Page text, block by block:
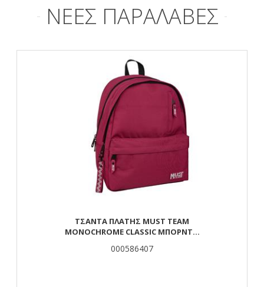
ΝΕΕΣ ΠΑΡΑΛΑΒΕΣ
ΤΣΆΝΤΑ ΠΛΆΤΗΣ MUST TEAM
MONOCHROME CLASSIC ΜΠΟΡΝΤΌ
000586407